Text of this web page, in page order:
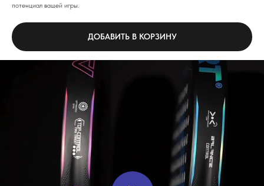
потенциал вашей игры.
ДОБАВИТЬ В КОРЗИНУ